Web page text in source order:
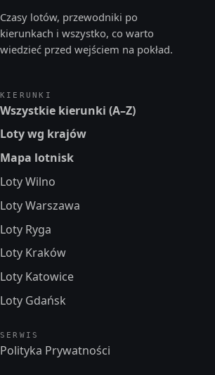
Czasy lotów, przewodniki po
kierunkach i wszystko, co warto
wiedzieć przed wejściem na pokład.
KIERUNKI
Wszystkie kierunki (A–Z)
Loty wg krajów
Mapa lotnisk
Loty Wilno
Loty Warszawa
Loty Ryga
Loty Kraków
Loty Katowice
Loty Gdańsk
SERWIS
Polityka Prywatności